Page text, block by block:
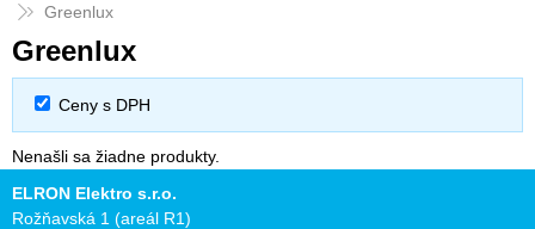
Greenlux
Greenlux
Ceny s DPH
Nenašli sa žiadne produkty.
ELRON Elektro s.r.o.
Rožňavská 1 (areál R1)